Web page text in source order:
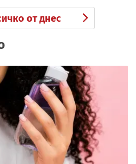
от днес